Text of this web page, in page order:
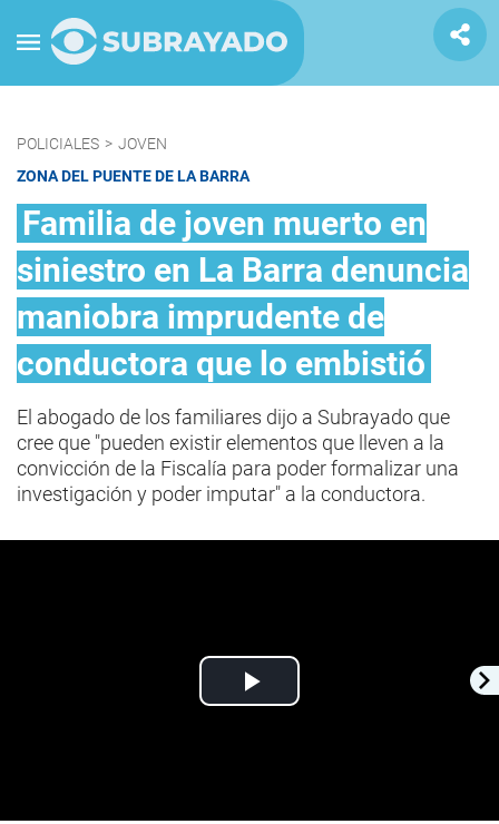
POLICIALES > JOVEN
ZONA DEL PUENTE DE LA BARRA
Familia de joven muerto en
siniestro en La Barra denuncia
maniobra imprudente de
conductora que lo embistió
El abogado de los familiares dijo a Subrayado que
cree que "pueden existir elementos que lleven a la
convicción de la Fiscalía para poder formalizar una
investigación y poder imputar" a la conductora.
Play